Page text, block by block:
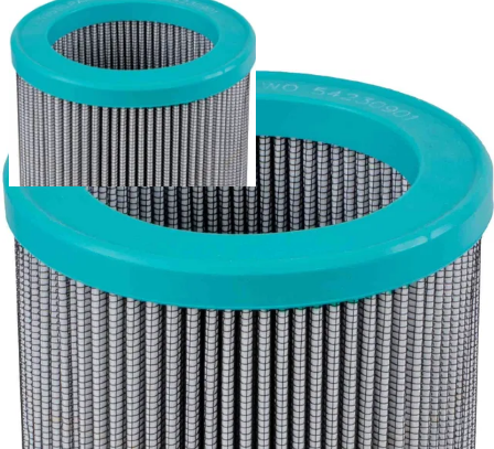
937870Q - Parker suodatinelementti
Palvelut
Suunnitteluratkaisut
Hydrauliikkaletkut
Erikoisletkut
Kokoonpano ja räätälöinti
Päävarasto
Digitaaliset tilauskanavat
Myymälät
Palveluvarastot
Ennakoiva kartoitus